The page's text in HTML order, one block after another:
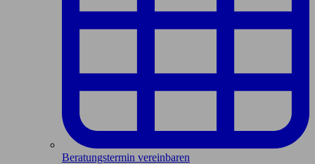
Beratungstermin vereinbaren